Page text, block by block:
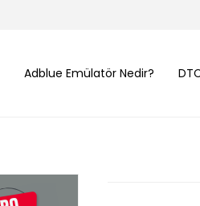
Adblue Emülatör Nedir?